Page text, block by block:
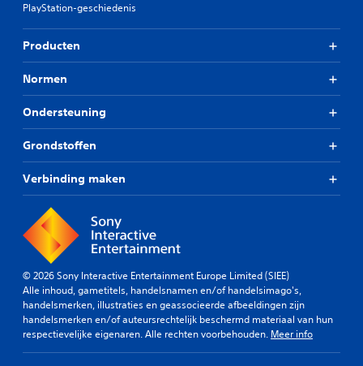
PlayStation-geschiedenis
Producten
Normen
Ondersteuning
Grondstoffen
Verbinding maken
© 2026 Sony Interactive Entertainment Europe Limited (SIEE)
Alle inhoud, gametitels, handelsnamen en/of handelsimago's,
handelsmerken, illustraties en geassocieerde afbeeldingen zijn
handelsmerken en/of auteursrechtelijk beschermd materiaal van hun
respectievelijke eigenaren. Alle rechten voorbehouden. Meer info